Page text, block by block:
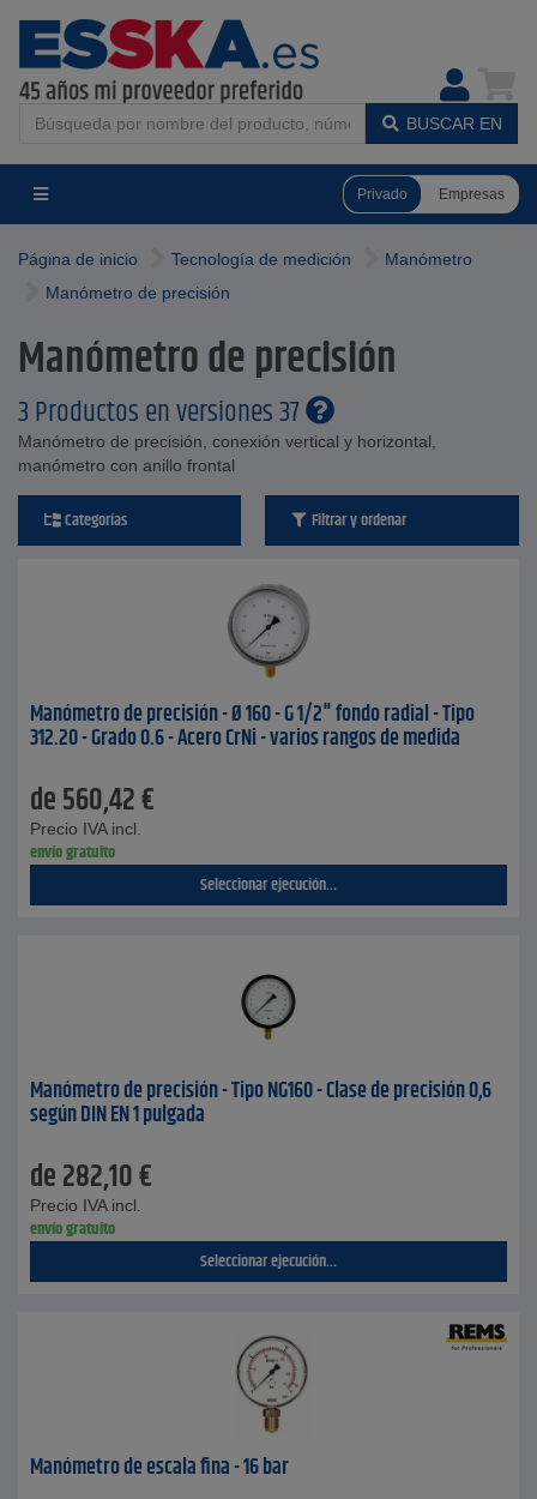
BUSCAR EN
Privado Empresas
Página de inicio Tecnología de medición
Manómetro
Manómetro de precisión
Manómetro de precisión
3 Productos en versiones 37
Manómetro de precisión, conexión vertical y horizontal,
manómetro con anillo frontal
Categorías Filtrar y ordenar
Manómetro de precisión - Ø 160 - G 1/2" fondo radial - Tipo
312.20 - Grado 0.6 - Acero CrNi - varios rangos de medida
de560,42€
Precio IVA incl.
envío gratuito
Seleccionar ejecución...
Manómetro de precisión - Tipo NG160 - Clase de precisión 0,6
según DIN EN 1 pulgada
de282,10€
Precio IVA incl.
envío gratuito
Seleccionar ejecución...
Manómetro de escala fina - 16 bar